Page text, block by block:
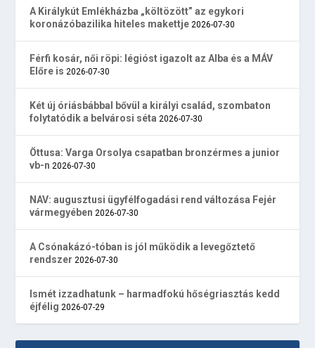
A Királykút Emlékházba „költözött” az egykori
koronázóbazilika hiteles makettje 2026-07-30
Férfi kosár, női röpi: légióst igazolt az Alba és a MÁV
Előre is 2026-07-30
Két új óriásbábbal bővül a királyi család, szombaton
folytatódik a belvárosi séta 2026-07-30
Öttusa: Varga Orsolya csapatban bronzérmes a junior
vb-n 2026-07-30
NAV: augusztusi ügyfélfogadási rend változása Fejér
vármegyében 2026-07-30
A Csónakázó-tóban is jól működik a levegőztető
rendszer 2026-07-30
Ismét izzadhatunk – harmadfokú hőségriasztás kedd
éjfélig 2026-07-29